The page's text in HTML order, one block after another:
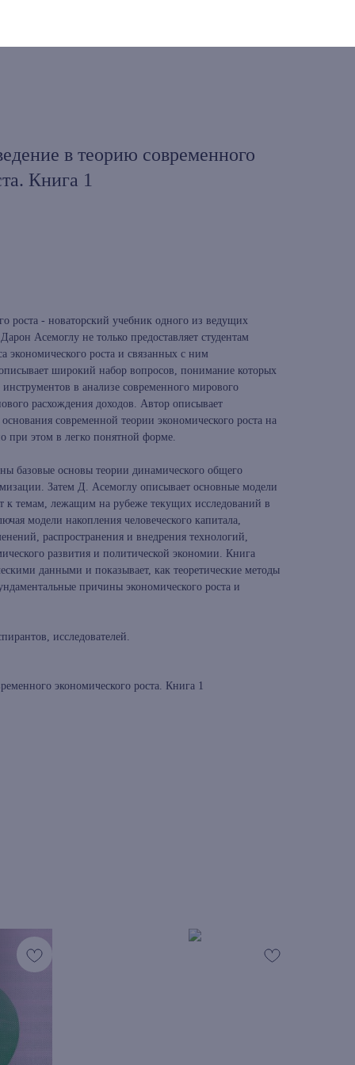
в теорию современного
Книга 1
роста - новаторский учебник одного из ведущих
Асемоглу не только предоставляет студентам
экономического роста и связанных с ним
широкий набор вопросов, понимание которых
в анализе современного мирового
расхождения доходов. Автор описывает
современной теории экономического роста на
при этом в легко понятной форме.
базовые основы теории динамического общего
Затем Д. Асемоглу описывает основные модели
к темам, лежащим на рубеже текущих исследований в
модели накопления человеческого капитала,
распространения и внедрения технологий,
развития и политической экономии. Книга
данными и показывает, как теоретические методы
причины экономического роста и
исследователей.
экономического роста. Книга 1